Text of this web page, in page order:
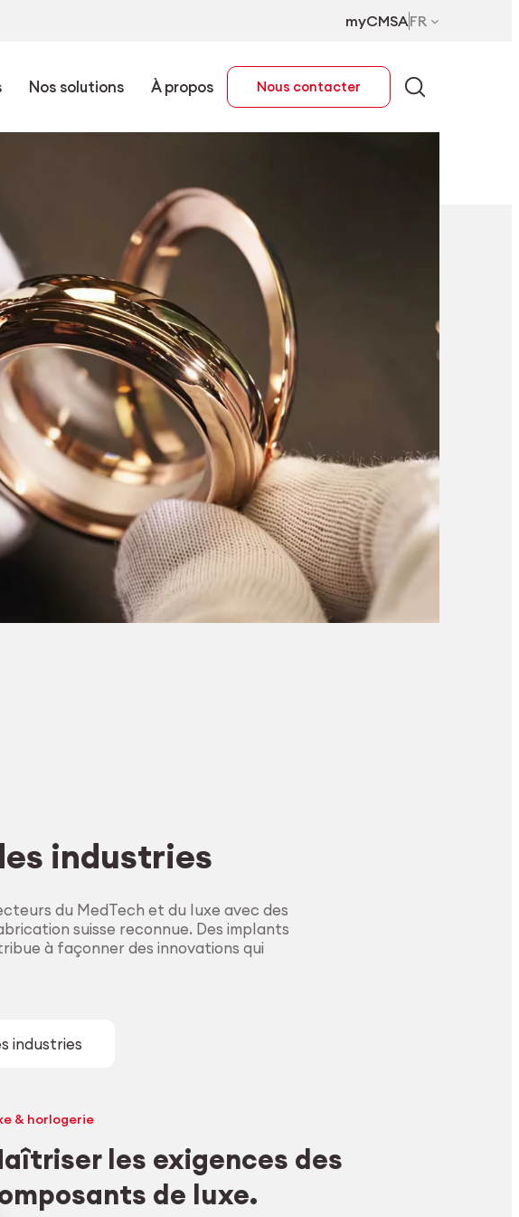
myCMSAFR
Nos solutions À propos Nous contacter
industries
du MedTech et du luxe avec des
suisse reconnue. Des implants
à façonner des innovations qui
industries
& horlogerie
les exigences des
de luxe.